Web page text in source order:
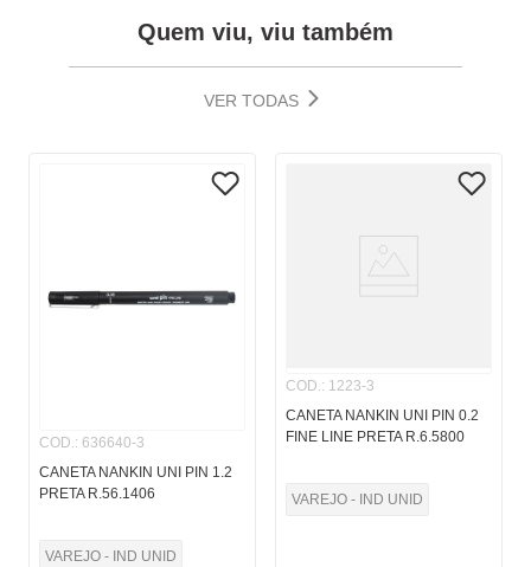
Quem viu, viu também
VER TODAS
COD.: 636640-3
CANETA NANKIN UNI PIN 1.2
PRETA R.56.1406
VAREJO - IND UNID
COD.: 1223-3
CANETA NANKIN UNI PIN 0.2
FINE LINE PRETA R.6.5800
VAREJO - IND UNID